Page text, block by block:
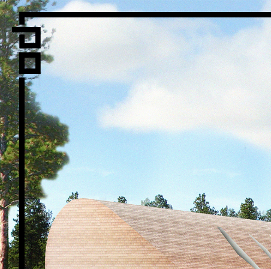
Vi er LPO
Folk
Vår metode
Vår
Vår historie
Hva vi
Nyheter
Kontakt